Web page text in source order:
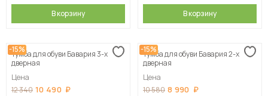
В корзину В корзину
-15%
Тумба для обуви Бавария 3-х
дверная
Цена
12 340 10 490
-15%
Тумба для обуви Бавария 2-х
дверная
Цена
10 580 8 990